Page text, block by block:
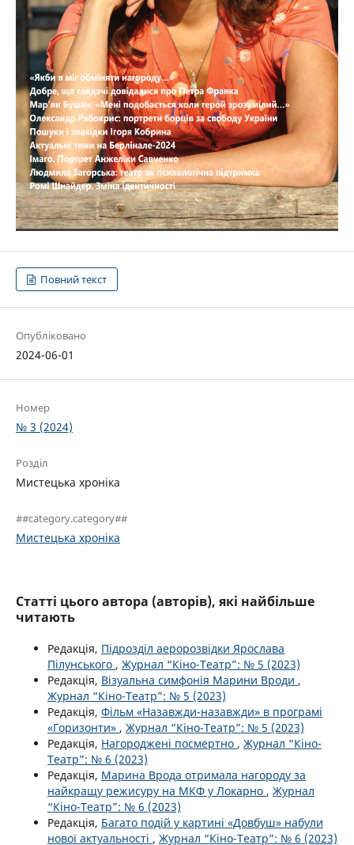
Повний текст
Опубліковано
2024-06-01
Номер
№ 3 (2024)
Розділ
Мистецька хроніка
##category.category##
Мистецька хроніка
Статті цього автора (авторів), які найбільше
читають
Редакція, Підрозділ аеророзвідки Ярослава
Пілунського , Журнал “Кіно-Театр”: № 5 (2023)
Редакція, Візуальна симфонія Марини Вроди ,
Журнал “Кіно-Театр”: № 5 (2023)
Редакція, Фільм «Назавжди-назавжди» в програмі
«Горизонти» , Журнал “Кіно-Театр”: № 5 (2023)
Редакція, Нагороджені посмертно , Журнал “Кіно-
Театр”: № 6 (2023)
Редакція, Марина Врода отримала нагороду за
найкращу режисуру на МКФ у Локарно , Журнал
“Кіно-Театр”: № 6 (2023)
Редакція, Багато подій у картині «Довбуш» набули
нової актуальності , Журнал “Кіно-Театр”: № 6 (2023)